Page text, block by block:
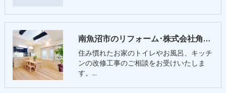
南魚沼市のリフォーム･株式会社角田設備の口コミ情報
住み慣れたお家のトイレやお風呂、キッチ
ンの改修工事のご相談をお受けいたしま
す。…